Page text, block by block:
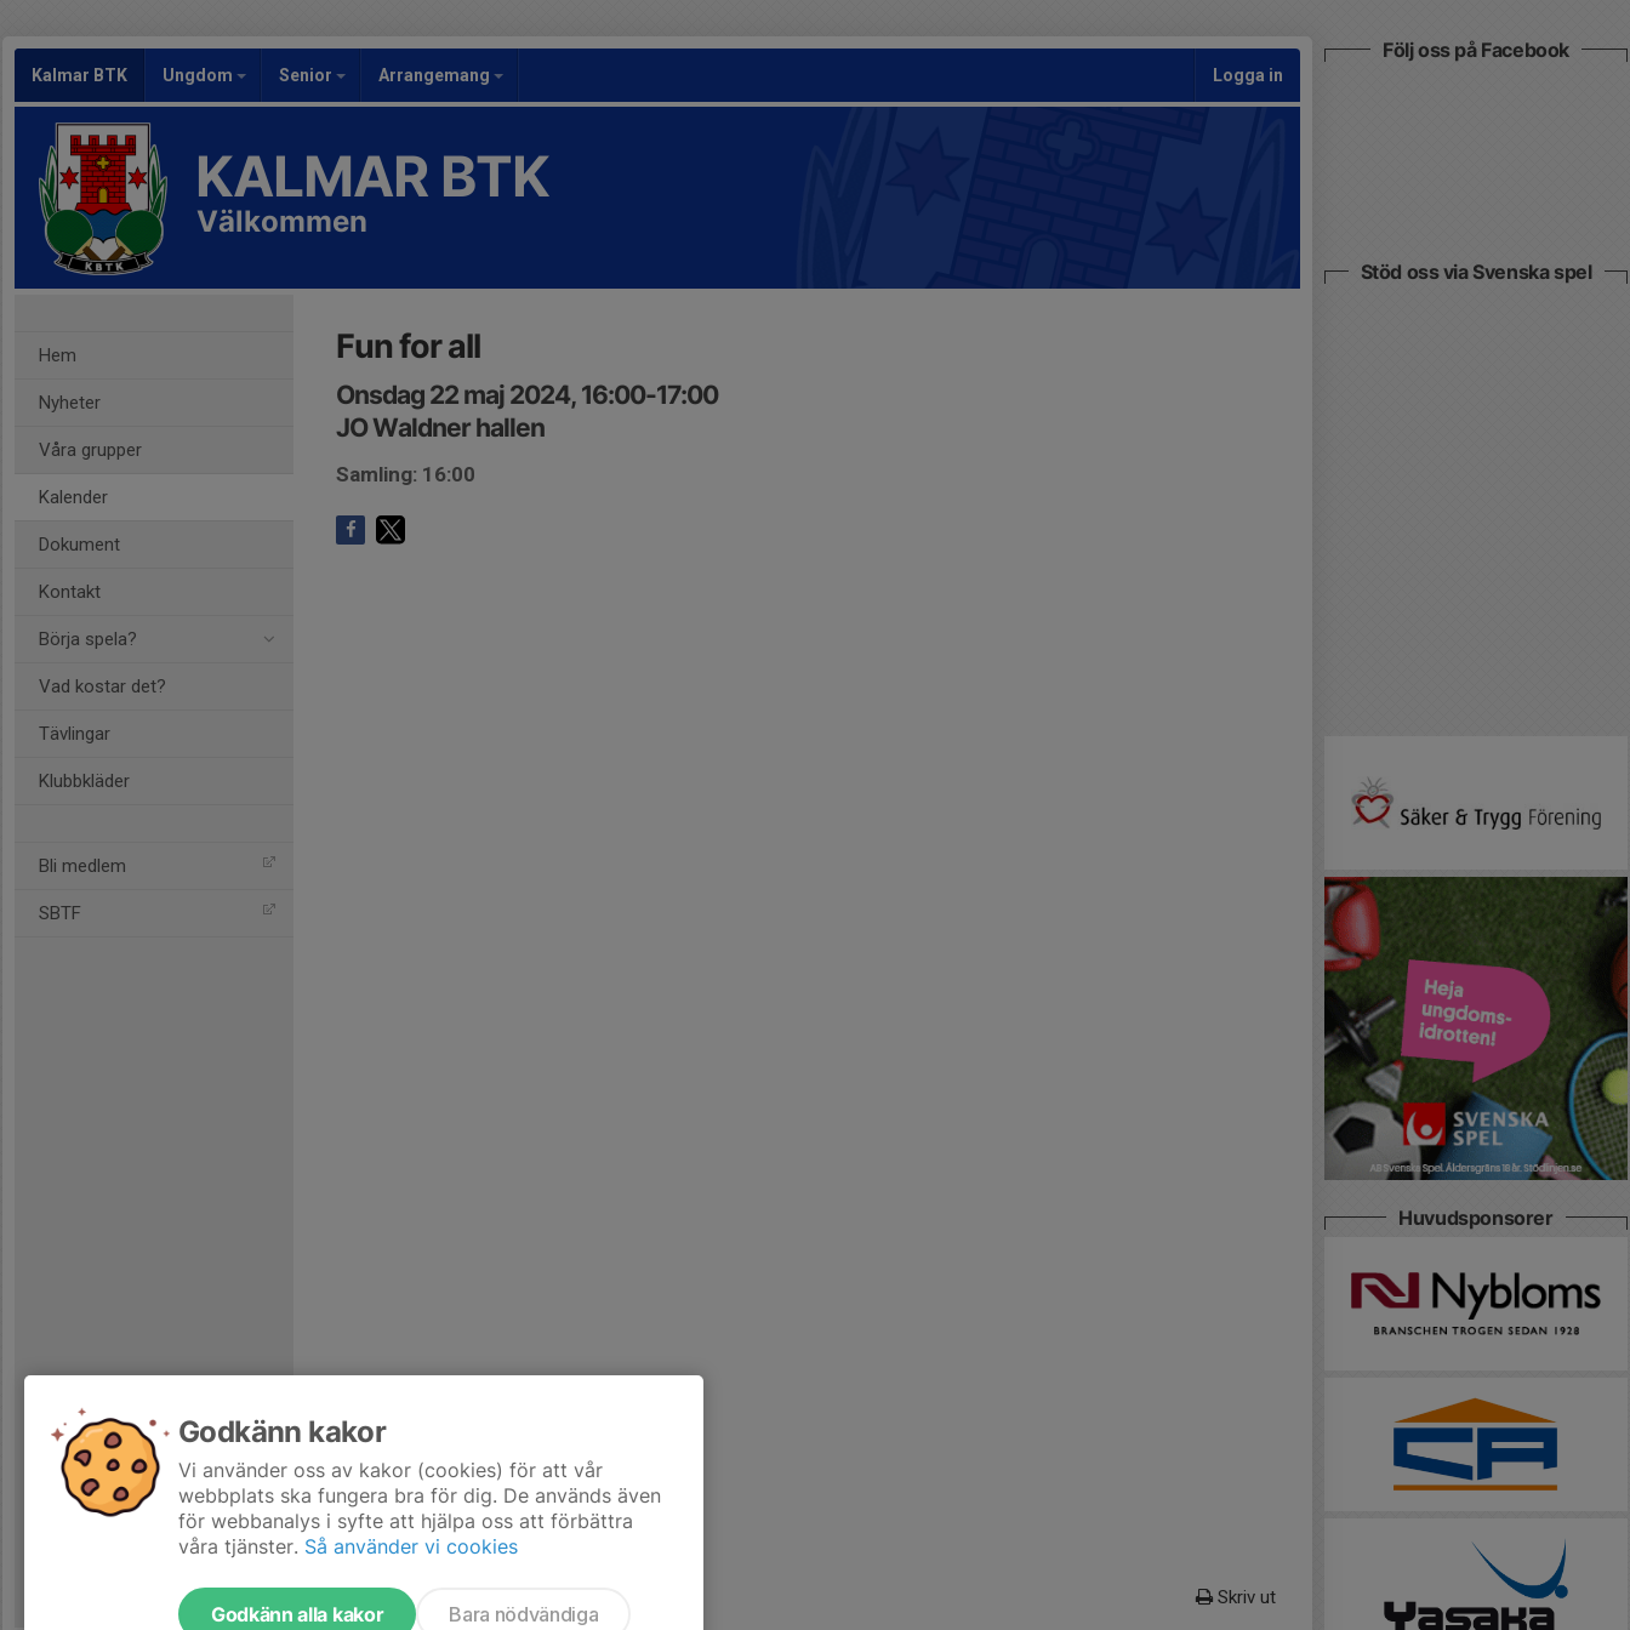
Kalmar BTK Ungdom Senior Arrangemang Logga in
KALMAR BTK
Välkommen
Hem
Nyheter
Våra grupper
Kalender
Dokument
Kontakt
Börja spela?
Vad kostar det?
Tävlingar
Klubbkläder
Bli medlem
SBTF
Fun for all
Onsdag 22 maj 2024, 16:00-17:00
JO Waldner hallen
Samling: 16:00
Skriv ut
Följ oss på Facebook
Stöd oss via Svenska spel
Huvudsponsorer
Godkänn kakor
Vi använder oss av kakor (cookies) för att vår
webbplats ska fungera bra för dig. De används även
för webbanalys i syfte att hjälpa oss att förbättra
våra tjänster. Så använder vi cookies
Godkänn alla kakor Bara nödvändiga